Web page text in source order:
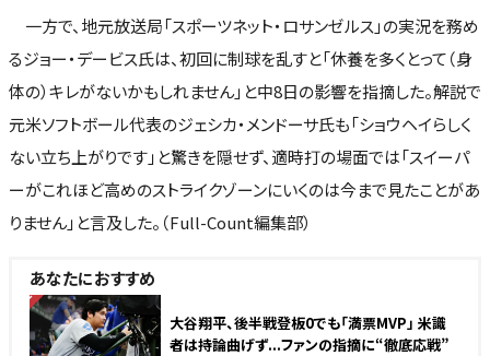
一方で、地元放送局「スポーツネット・ロサンゼルス」の実況を務め
るジョー・デービス氏は、初回に制球を乱すと「休養を多くとって（身
体の）キレがないかもしれません」と中8日の影響を指摘した。解説で
元米ソフトボール代表のジェシカ・メンドーサ氏も「ショウヘイらしく
ない立ち上がりです」と驚きを隠せず、適時打の場面では「スイーパ
ーがこれほど高めのストライクゾーンにいくのは今まで見たことがあ
りません」と言及した。（Full-Count編集部）
あなたにおすすめ
NEW
大谷翔平、後半戦登板0でも「満票MVP」 米識
者は持論曲げず...ファンの指摘に“徹底応戦”